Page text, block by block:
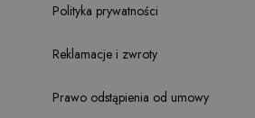
Polityka prywatności
Reklamacje i zwroty
Prawo odstąpienia od umowy